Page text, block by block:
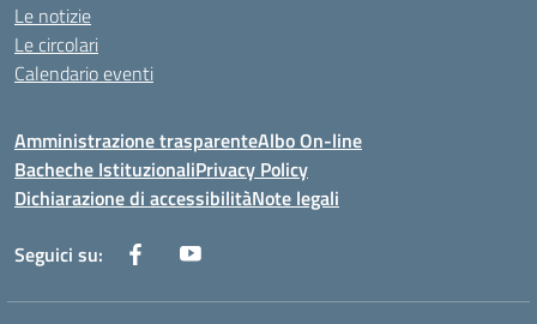
Le notizie
Le circolari
Calendario eventi
Amministrazione trasparenteAlbo On-line
Bacheche IstituzionaliPrivacy Policy
Dichiarazione di accessibilitàNote legali
Seguici su: